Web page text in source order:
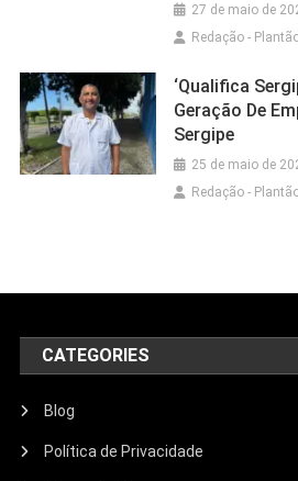
27 de maio de
Redação -
‘Qualifica
Geração De
Sergipe
25 de maio de
Redação -
CATEGORIES
Blog
Política de Privacidade